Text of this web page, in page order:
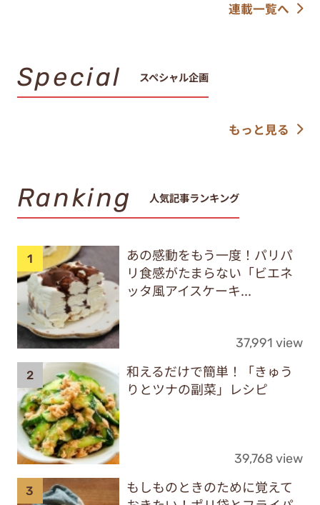
連載一覧へ
Special スペシャル企画
もっと見る
Ranking 人気記事ランキング
あの感動をもう一度！パリパ
リ食感がたまらない「ビエネ
ッタ風アイスケーキ...
37,991 view
和えるだけで簡単！「きゅう
りとツナの副菜」レシピ
39,768 view
もしものときのために覚えて